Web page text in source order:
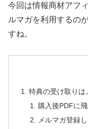
今回は情報商材アフ
ルマガを利用するの
すね。
特典の受け取りは
購入後PDFに
メルマガ登録